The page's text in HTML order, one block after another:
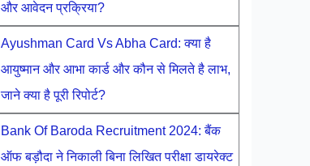
और आवेदन प्रक्रिया?
Ayushman Card Vs Abha Card: क्या है
आयुष्मान और आभा कार्ड और कौन से मिलते है लाभ,
जाने क्या है पूरी रिपोर्ट?
Bank Of Baroda Recruitment 2024: बैंक
ऑफ बड़ौदा ने निकाली बिना लिखित परीक्षा डायरेक्ट